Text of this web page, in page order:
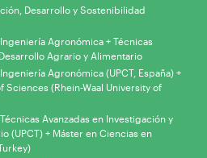
Desarrollo y Sostenibilidad
Agronómica + Técnicas
Agrario y Alimentario
Agronómica (UPCT, España) +
Sciences (Rhein-Waal University of
Avanzadas en Investigación y
(UPCT) + Máster en Ciencias en